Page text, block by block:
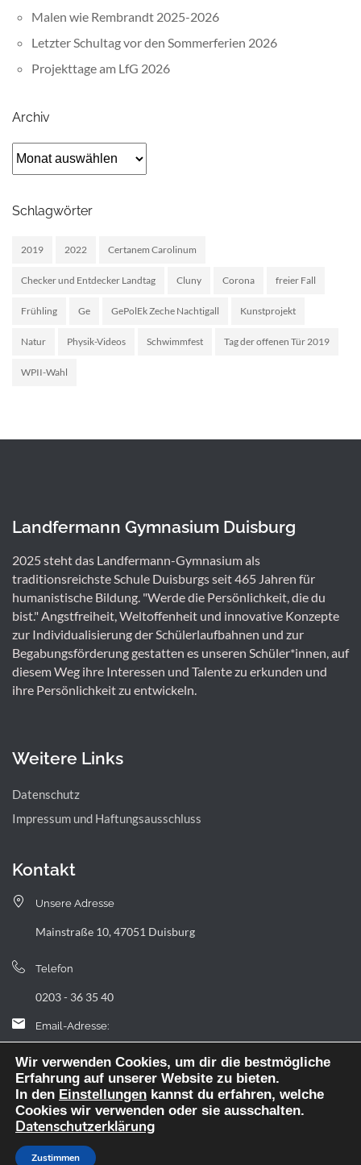
Malen wie Rembrandt 2025-2026
Letzter Schultag vor den Sommerferien 2026
Projekttage am LfG 2026
Archiv
Archiv
Schlagwörter
2019 2022 Certanem Carolinum
Checker und Entdecker Landtag Cluny Corona freier Fall
Frühling Ge GePolEk Zeche Nachtigall Kunstprojekt
Natur Physik-Videos Schwimmfest Tag der offenen Tür 2019
WPII-Wahl
Landfermann Gymnasium Duisburg
2025 steht das Landfermann-Gymnasium als
traditionsreichste Schule Duisburgs seit 465 Jahren für
humanistische Bildung. "Werde die Persönlichkeit, die du
bist." Angstfreiheit, Weltoffenheit und innovative Konzepte
zur Individualisierung der Schülerlaufbahnen und zur
Begabungsförderung gestatten es unseren Schüler*innen, auf
diesem Weg ihre Interessen und Talente zu erkunden und
ihre Persönlichkeit zu entwickeln.
Weitere Links
Datenschutz
Impressum und Haftungsausschluss
Kontakt
Unsere Adresse
Mainstraße 10, 47051 Duisburg
Telefon
0203 - 36 35 40
Email-Adresse:
landfermann.gymnasium[at]stadt-duisburg.de
Wir verwenden Cookies, um dir die bestmögliche
Erfahrung auf unserer Website zu bieten.
In den Einstellungen kannst du erfahren, welche
Cookies wir verwenden oder sie ausschalten.
Datenschutzerklärung
Zustimmen